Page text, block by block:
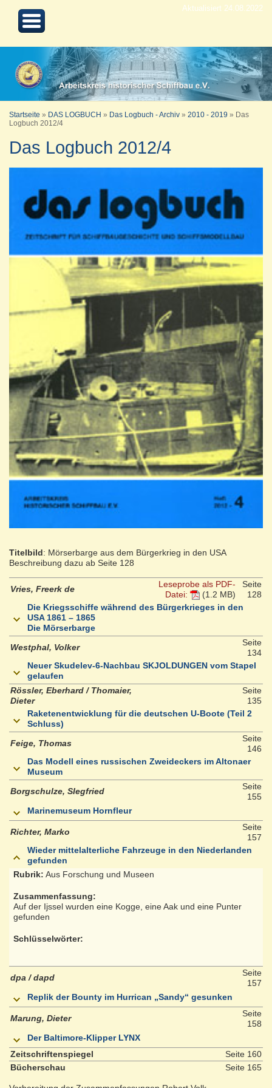
Aktualisiert 24.08.2022
Startseite » DAS LOGBUCH » Das Logbuch - Archiv » 2010 - 2019 »
Das
Logbuch 2012/4
Das Logbuch 2012/4
Titelbild: Mörserbarge aus dem Bürgerkrieg in den USA
Beschreibung dazu ab Seite 128
Vries, Freerk de
Leseprobe als PDF-
Datei:
(1.2 MB)
Seite
128
Die Kriegsschiffe während des Bürgerkrieges in den
USA 1861 – 1865
Die Mörserbarge
Westphal, Volker
Seite
134
Neuer Skudelev-6-Nachbau SKJOLDUNGEN vom Stapel
gelaufen
Rössler, Eberhard / Thomaier,
Dieter
Seite
135
Raketenentwicklung für die deutschen U-Boote (Teil 2
Schluss)
Feige, Thomas
Seite
146
Das Modell eines russischen Zweideckers im Altonaer
Museum
Borgschulze, SIegfried
Seite
155
Marinemuseum Hornfleur
Richter, Marko
Seite
157
Wieder mittelalterliche Fahrzeuge in den Niederlanden
gefunden
Rubrik: Aus Forschung und Museen
Zusammenfassung:
Auf der Ijssel wurden eine Kogge, eine Aak und eine Punter
gefunden
Schlüsselwörter:
dpa / dapd
Seite
157
Replik der Bounty im Hurrican „Sandy“ gesunken
Marung, Dieter
Seite
158
Der Baltimore-Klipper LYNX
Zeitschriftenspiegel
Seite 160
Bücherschau
Seite 165